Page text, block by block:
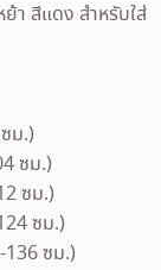
า สีแดง สำหรับใส่
ม.)
ซม.)
ซม.)
ซม.)
136 ซม.)